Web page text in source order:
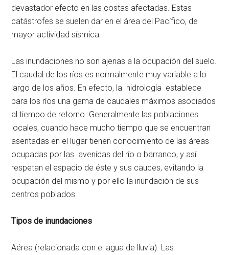
devastador efecto en las costas afectadas. Estas
catástrofes se suelen dar en el área del Pacífico, de
mayor actividad sísmica.
Las inundaciones no son ajenas a la ocupación del suelo.
El caudal de los ríos es normalmente muy variable a lo
largo de los años. En efecto, la hidrología establece
para los ríos una gama de caudales máximos asociados
al tiempo de retorno. Generalmente las poblaciones
locales, cuando hace mucho tiempo que se encuentran
asentadas en el lugar tienen conocimiento de las áreas
ocupadas por las avenidas del río o barranco, y así
respetan el espacio de éste y sus cauces, evitando la
ocupación del mismo y por ello la inundación de sus
centros poblados.
Tipos de inundaciones
Aérea (relacionada con el agua de lluvia). Las